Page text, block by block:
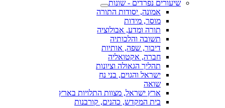
שיעורים נפרדים - שונות
אמונה, יסודות התורה
מוסר, מידות
תורה ומדע, אבולוציה
תשובה והלכותיה
דיבור, שפה, אותיות
חברה, אקטואליה
תהליך הגאולה וציונות
ישראל והגוים, בני נח
שואה
ארץ ישראל, מצוות התלויות בארץ
בית המקדש, כהנים, קורבנות